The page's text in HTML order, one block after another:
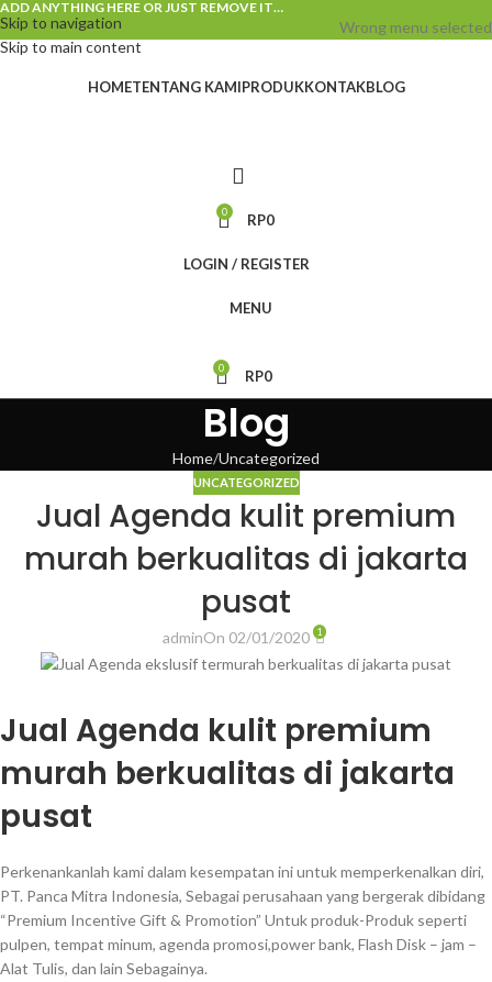
Skip to navigation
Skip to main content
ADD ANYTHING HERE OR JUST REMOVE IT…
Wrong menu selected
HOMETENTANG KAMIPRODUKKONTAKBLOG
0 RP0
LOGIN / REGISTER
MENU
0 RP0
Blog
Home Uncategorized
UNCATEGORIZED
Jual Agenda kulit premium
murah berkualitas di jakarta
pusat
adminOn 02/01/2020 1
Jual Agenda kulit premium
murah berkualitas di jakarta
pusat
Perkenankanlah kami dalam kesempatan ini untuk memperkenalkan diri,
PT. Panca Mitra Indonesia, Sebagai perusahaan yang bergerak dibidang
“Premium Incentive Gift & Promotion” Untuk produk-Produk seperti
pulpen, tempat minum, agenda promosi,power bank, Flash Disk – jam –
Alat Tulis, dan lain Sebagainya.